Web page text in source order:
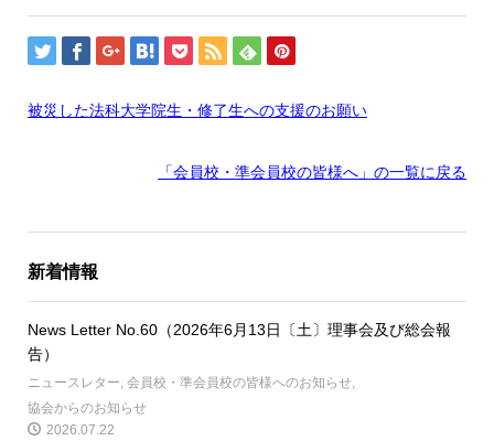
被災した法科大学院生・修了生への支援のお願い
「会員校・準会員校の皆様へ」の一覧に戻る
新着情報
News Letter No.60（2026年6月13日〔土〕理事会及び総会報
告）
ニュースレター 会員校・準会員校の皆様へのお知らせ
協会からのお知らせ
2026.07.22